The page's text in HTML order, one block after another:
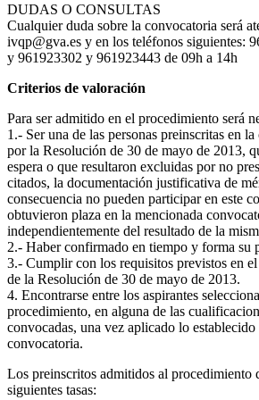
DUDAS O CONSULTAS
Cualquier duda sobre la convocatoria será
ivqp@gva.es y en los teléfonos siguientes:
y 961923302 y 961923443 de 09h a 14h
Criterios de valoración
Para ser admitido en el procedimiento será
1.- Ser una de las personas preinscritas en
por la Resolución de 30 de mayo de 2013,
espera o que resultaron excluidas por no
citados, la documentación justificativa de
consecuencia no pueden participar en este
obtuvieron plaza en la mencionada
independientemente del resultado de la
2.- Haber confirmado en tiempo y forma su
3.- Cumplir con los requisitos previstos en
de la Resolución de 30 de mayo de 2013.
4. Encontrarse entre los aspirantes
procedimiento, en alguna de las
convocadas, una vez aplicado lo establecido
convocatoria.
Los preinscritos admitidos al procedimiento
siguientes tasas: